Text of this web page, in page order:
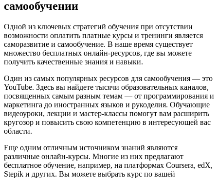
самообучении
Одной из ключевых стратегий обучения при отсутствии
возможности оплатить платные курсы и тренинги является
саморазвитие и самообучение. В наше время существует
множество бесплатных онлайн-ресурсов, где вы можете
получить качественные знания и навыки.
Один из самых популярных ресурсов для самообучения — это
YouTube. Здесь вы найдете тысячи образовательных каналов,
посвященных самым разным темам — от программирования и
маркетинга до иностранных языков и рукоделия. Обучающие
видеоуроки, лекции и мастер-классы помогут вам расширить
кругозор и повысить свою компетенцию в интересующей вас
области.
Еще одним отличным источником знаний являются
различные онлайн-курсы. Многие из них предлагают
бесплатное обучение, например, на платформах Coursera, edX,
Stepik и других. Вы можете выбрать курс по вашей